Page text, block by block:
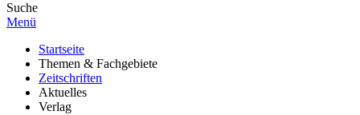
Suche
Menü
Startseite
Themen & Fachgebiete
Zeitschriften
Aktuelles
Verlag